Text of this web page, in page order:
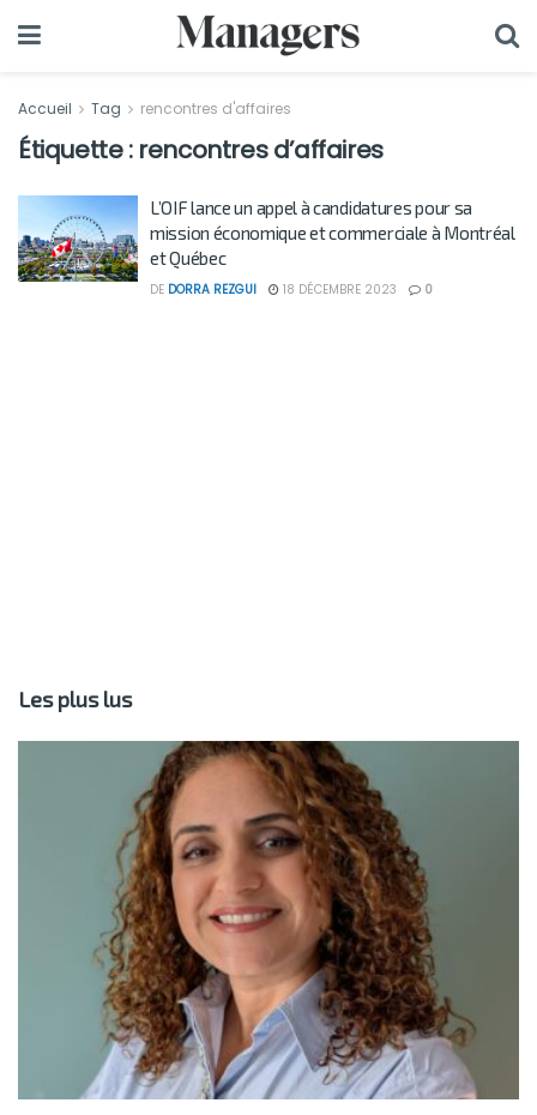
Accueil Tag rencontres d'affaires
Étiquette : rencontres d’affaires
L’OIF lance un appel à candidatures pour sa
mission économique et commerciale à Montréal
et Québec
DE DORRA REZGUI 18 DÉCEMBRE 2023 0
Les plus lus